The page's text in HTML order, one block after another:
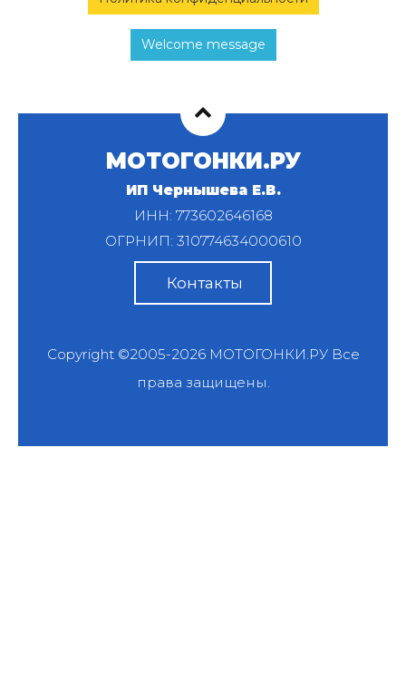
Welcome message
МОТОГОНКИ.РУ
ИП Чернышева Е.В.
ИНН: 773602646168
ОГРНИП: 310774634000610
Контакты
Copyright ©2005-2026 МОТОГОНКИ.РУВсе
права защищены.